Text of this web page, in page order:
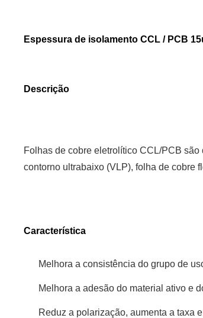
Espessura de isolamento CCL / PCB
Descrição
Folhas de cobre eletrolítico CCL/PCB
contorno ultrabaixo (VLP), folha de cobre
Característica
Melhora a consistência do grupo de
Melhora a adesão do material ativo e
Reduz a polarização, aumenta a taxa